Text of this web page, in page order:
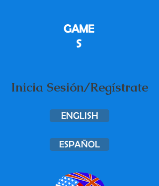
GAME
S
Inicia Sesión/Regístrate
ENGLISH
ESPAÑOL